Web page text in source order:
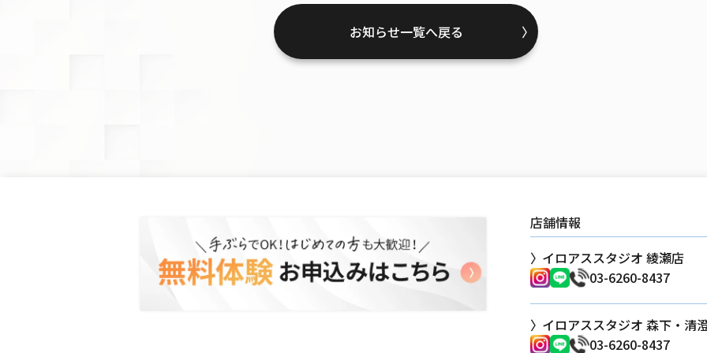
お知らせ一覧へ戻る
店舗情報
イロアススタジオ 綾瀬店
03-6260-8437
イロアススタジオ 森下・清
03-6260-8437